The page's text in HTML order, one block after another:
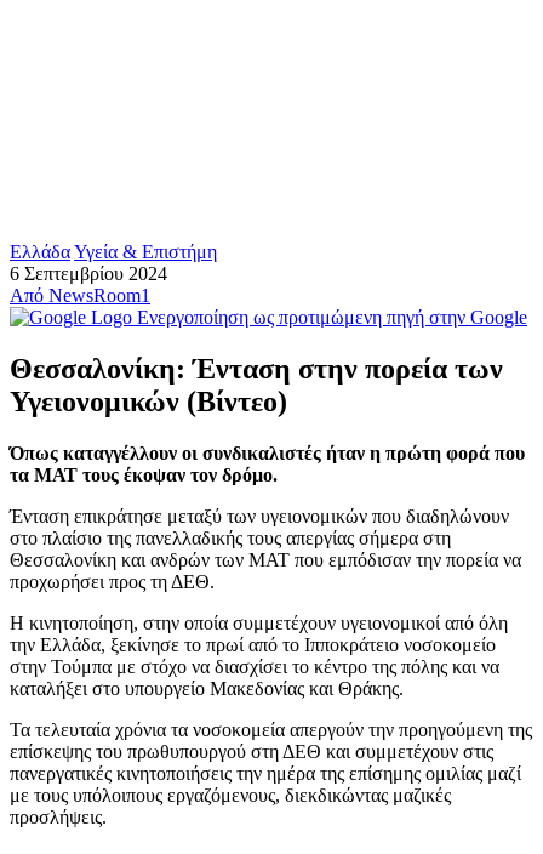
ΕλλάδαΥγεία & Επιστήμη
6 Σεπτεμβρίου 2024
Από NewsRoom1
Ενεργοποίηση ως προτιμώμενη πηγή στην Google
Θεσσαλονίκη: Ένταση στην πορεία των
Υγειονομικών (Βίντεο)
Όπως καταγγέλλουν οι συνδικαλιστές ήταν η πρώτη φορά που
τα ΜΑΤ τους έκοψαν τον δρόμο.
Ένταση επικράτησε μεταξύ των υγειονομικών που διαδηλώνουν
στο πλαίσιο της πανελλαδικής τους απεργίας σήμερα στη
Θεσσαλονίκη και ανδρών των ΜΑΤ που εμπόδισαν την πορεία να
προχωρήσει προς τη ΔΕΘ.
Η κινητοποίηση, στην οποία συμμετέχουν υγειονομικοί από όλη
την Ελλάδα, ξεκίνησε το πρωί από το Ιπποκράτειο νοσοκομείο
στην Τούμπα με στόχο να διασχίσει το κέντρο της πόλης και να
καταλήξει στο υπουργείο Μακεδονίας και Θράκης.
Τα τελευταία χρόνια τα νοσοκομεία απεργούν την προηγούμενη της
επίσκεψης του πρωθυπουργού στη ΔΕΘ και συμμετέχουν στις
πανεργατικές κινητοποιήσεις την ημέρα της επίσημης ομιλίας μαζί
με τους υπόλοιπους εργαζόμενους, διεκδικώντας μαζικές
προσλήψεις.